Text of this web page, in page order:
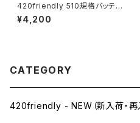
420friendly 510規格バッテリ
ー Yocan ZIVA PRO|タッチ式
OLED搭載 ステルスバッテリー
¥4,200
CATEGORY
420friendly - NEW（新入荷・再